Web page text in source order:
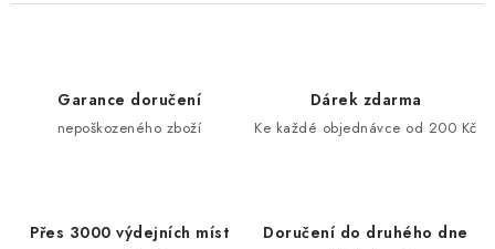
Garance doručení
nepoškozeného zboží
Dárek zdarma
Ke každé objednávce od 200 Kč
Přes 3000 výdejních míst Doručení do druhého dne